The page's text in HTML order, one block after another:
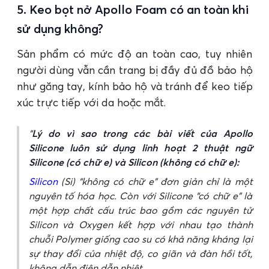
5. Keo bọt nở Apollo Foam có an toàn khi
sử dụng không?
Sản phẩm có mức độ an toàn cao, tuy nhiên
người dùng vẫn cần trang bị đầy đủ đồ bảo hộ
như găng tay, kính bảo hộ và tránh để keo tiếp
xúc trực tiếp với da hoặc mắt.
Lý do vì sao trong các bài viết của Apollo
Silicone luôn sử dụng linh hoạt 2 thuật ngữ
Silicone (có chữ e) và Silicon (không có chữ e):
Silicon(Si) “không có chữ e” đơn giản chỉ là một
nguyên tố hóa học. Còn với Silicone “có chữ e” là
một hợp chất cấu trúc bao gồm các nguyên tử
Silicon và Oxygen kết hợp với nhau tạo thành
chuỗi Polymer giống cao su có khả năng kháng lại
sự thay đổi của nhiệt độ, co giãn và đàn hồi tốt,